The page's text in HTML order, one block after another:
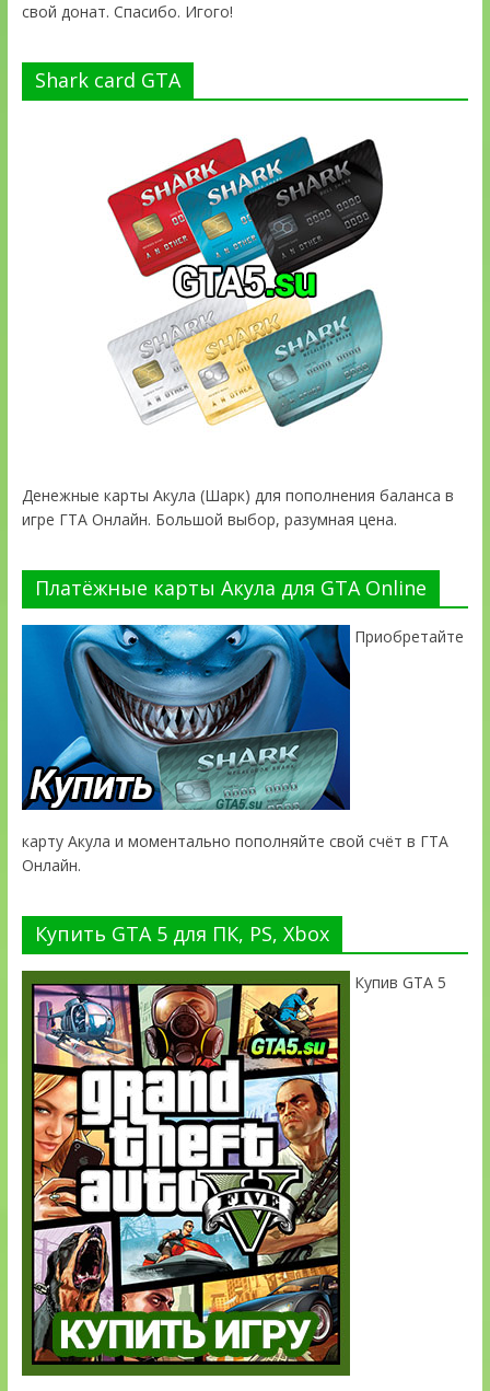
свой донат. Спасибо. Игого!
Shark card GTA
Денежные карты Акула (Шарк) для пополнения баланса в
игре ГТА Онлайн. Большой выбор, разумная цена.
Платёжные карты Акула для GTA Online
Приобретайте
карту Акула и моментально пополняйте свой счёт в ГТА
Онлайн.
Купить GTA 5 для ПК, PS, Xbox
Купив GTA 5